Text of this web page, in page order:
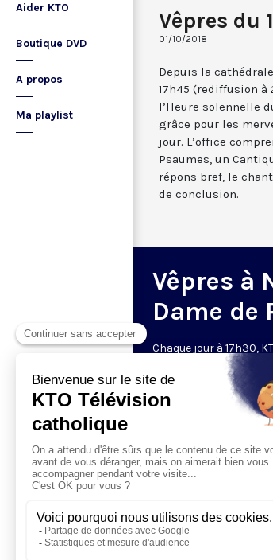
Aider KTO
Boutique DVD
A propos
Ma playlist
Vêpres du
01/10/2018
Depuis la
17h45 (rediffusion à
l’Heure solennelle
grâce pour les
jour. L’office
Psaumes, un
répons bref, le
de conclusion.
Vêpres à
Dame de
Chaque jour à 17h30,
les Vêpres depuis
rouverte. Les Vêpres
de l’Office divin, c’est
soir. L’office de
l’introduction, une
Cantique du Nouveau
brève, le chant
Magnificat, les prières
brève oraison. Les
messe sont presque
qu’indiquent le site